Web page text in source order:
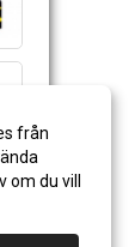
från
du vill